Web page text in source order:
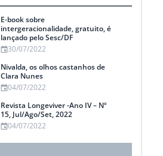
E-book sobre
intergeracionalidade, gratuito, é
lançado pelo Sesc/DF
30/07/2022
Nivalda, os olhos castanhos de
Clara Nunes
04/07/2022
Revista Longeviver -Ano IV – Nº
15, Jul/Ago/Set, 2022
04/07/2022